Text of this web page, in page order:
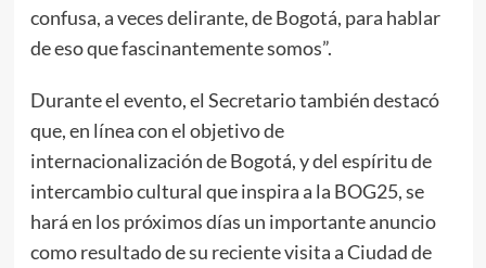
confusa, a veces delirante, de Bogotá, para hablar
de eso que fascinantemente somos”.
Durante el evento, el Secretario también destacó
que, en línea con el objetivo de
internacionalización de Bogotá, y del espíritu de
intercambio cultural que inspira a la BOG25, se
hará en los próximos días un importante anuncio
como resultado de su reciente visita a Ciudad de